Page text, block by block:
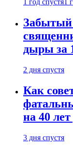
1 год спустя 1
Забытый
дыры за
2 дня спустя
Как
на 40
3 дня спустя